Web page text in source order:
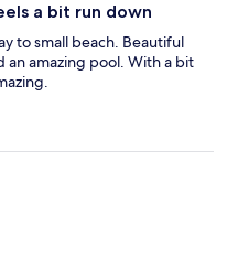
a bit run down
to small beach. Beautiful
amazing pool. With a bit